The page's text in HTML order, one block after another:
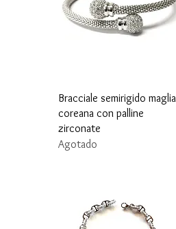
Vista rápida
Bracciale semirigido maglia
coreana con palline
zirconate
Agotado